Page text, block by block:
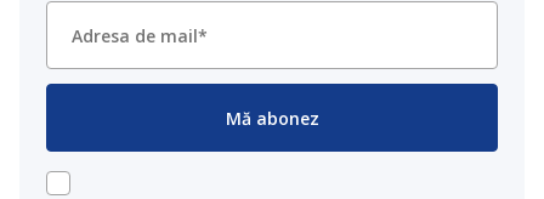
Mă abonez